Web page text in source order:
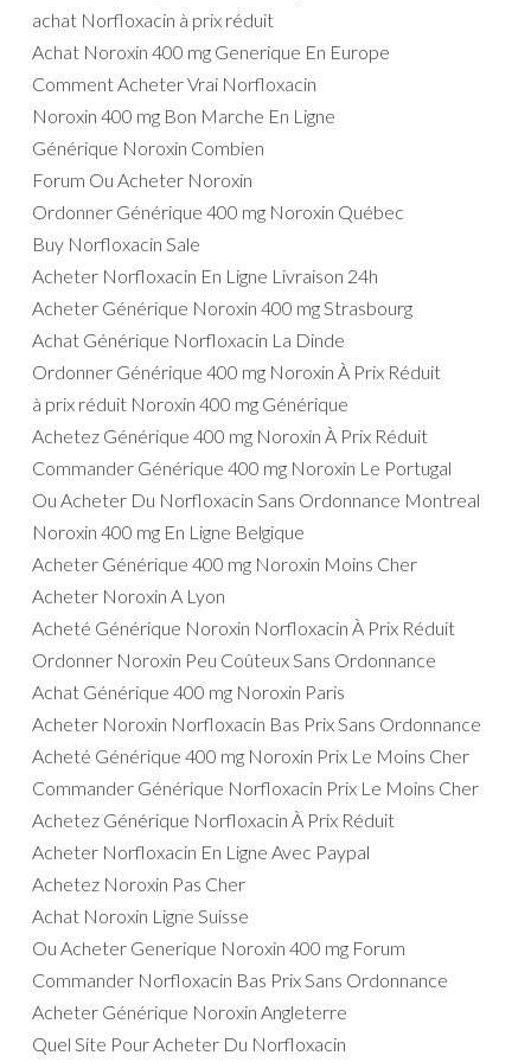
achat Norfloxacin à prix réduit
Achat Noroxin 400 mg Generique En Europe
Comment Acheter Vrai Norfloxacin
Noroxin 400 mg Bon Marche En Ligne
Générique Noroxin Combien
Forum Ou Acheter Noroxin
Ordonner Générique 400 mg Noroxin Québec
Buy Norfloxacin Sale
Acheter Norfloxacin En Ligne Livraison 24h
Acheter Générique Noroxin 400 mg Strasbourg
Achat Générique Norfloxacin La Dinde
Ordonner Générique 400 mg Noroxin À Prix Réduit
à prix réduit Noroxin 400 mg Générique
Achetez Générique 400 mg Noroxin À Prix Réduit
Commander Générique 400 mg Noroxin Le Portugal
Ou Acheter Du Norfloxacin Sans Ordonnance Montreal
Noroxin 400 mg En Ligne Belgique
Acheter Générique 400 mg Noroxin Moins Cher
Acheter Noroxin A Lyon
Acheté Générique Noroxin Norfloxacin À Prix Réduit
Ordonner Noroxin Peu Coûteux Sans Ordonnance
Achat Générique 400 mg Noroxin Paris
Acheter Noroxin Norfloxacin Bas Prix Sans Ordonnance
Acheté Générique 400 mg Noroxin Prix Le Moins Cher
Commander Générique Norfloxacin Prix Le Moins Cher
Achetez Générique Norfloxacin À Prix Réduit
Acheter Norfloxacin En Ligne Avec Paypal
Achetez Noroxin Pas Cher
Achat Noroxin Ligne Suisse
Ou Acheter Generique Noroxin 400 mg Forum
Commander Norfloxacin Bas Prix Sans Ordonnance
Acheter Générique Noroxin Angleterre
Quel Site Pour Acheter Du Norfloxacin